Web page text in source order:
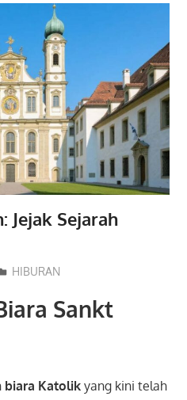
Jejak Sejarah
HIBURAN
Sankt
biara Katolikyang kini telah